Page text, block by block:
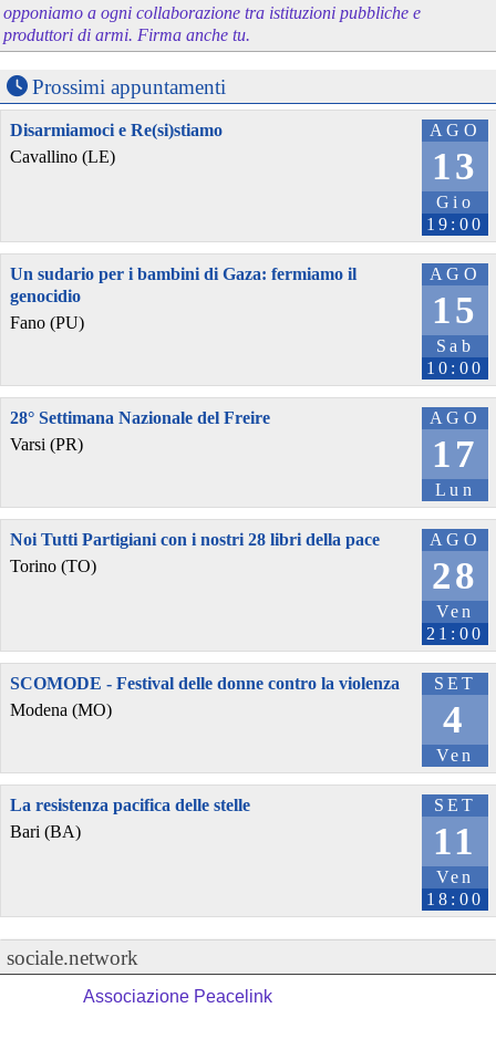
opponiamo a ogni collaborazione tra istituzioni pubbliche e
produttori di armi. Firma anche tu.
Prossimi appuntamenti
AGO
13
Gio
19:00
Disarmiamoci e Re(si)stiamo
Cavallino (LE)
AGO
15
Sab
10:00
Un sudario per i bambini di Gaza: fermiamo il
genocidio
Fano (PU)
AGO
17
Lun
28° Settimana Nazionale del Freire
Varsi (PR)
AGO
28
Ven
21:00
Noi Tutti Partigiani con i nostri 28 libri della pace
Torino (TO)
SET
4
Ven
SCOMODE - Festival delle donne contro la violenza
Modena (MO)
SET
11
Ven
18:00
La resistenza pacifica delle stelle
Bari (BA)
sociale.network
Associazione Peacelink